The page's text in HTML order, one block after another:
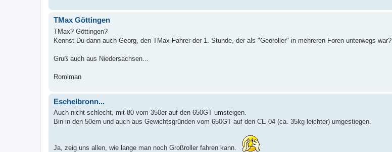
TMax Göttingen
TMax? Göttingen?
Kennst Du dann auch Georg, den TMax-Fahrer der 1. Stunde, der als "Georoller" in mehreren Foren unterwegs war?
Gruß auch aus Niedersachsen...
Romiman
Eschelbronn...
Auch nicht schlecht, mit 80 vom 350er auf den 650GT umsteigen.
Bin in den 50ern und auch aus Gewichtsgründen vom 650GT auf den CE 04 (ca. 35kg leichter) umgestiegen.
Ja, zeig uns allen, wie lange man noch Großroller fahren kann.